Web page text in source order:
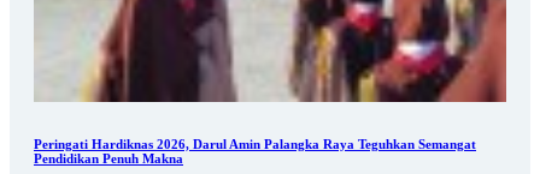
Peringati Hardiknas 2026, Darul Amin Palangka Raya Teguhkan Semangat
Pendidikan Penuh Makna